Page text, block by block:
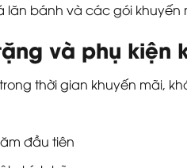
lăn bánh và các gói
và phụ kiện
thời gian khuyến mãi,
đầu tiên